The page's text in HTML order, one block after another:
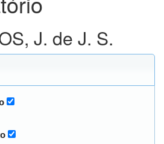
J. de J. S.